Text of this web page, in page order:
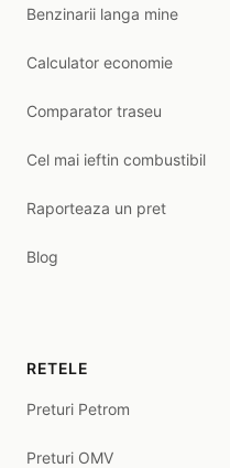
Benzinarii langa mine
Calculator economie
Comparator traseu
Cel mai ieftin combustibil
Raporteaza un pret
Blog
RETELE
Preturi Petrom
Preturi OMV